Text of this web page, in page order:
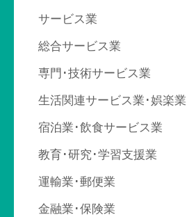
サービス業
総合サービス業
専門･技術サービス業
生活関連サービス業･娯楽業
宿泊業･飲食サービス業
教育･研究･学習支援業
運輸業･郵便業
金融業･保険業